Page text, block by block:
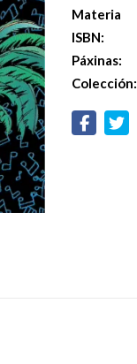
Materia
ISBN:
Páxinas:
Colección: